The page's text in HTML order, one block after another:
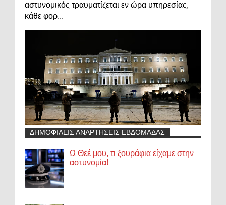
αστυνομικός τραυματίζεται εν ώρα υπηρεσίας,
κάθε φορ...
ΔΗΜΟΦΙΛΕΙΣ ΑΝΑΡΤΗΣΕΙΣ ΕΒΔΟΜΑΔΑΣ
Ω Θεέ μου, τι ξουράφια είχαμε στην
αστυνομία!